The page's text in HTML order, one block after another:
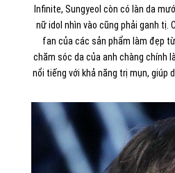
Infinite, Sungyeol còn có làn da
nữ idol nhìn vào cũng phải ganh tị.
fan của các sản phẩm làm đẹp
chăm sóc da của anh chàng chính
nổi tiếng với khả năng trị mụn, giúp